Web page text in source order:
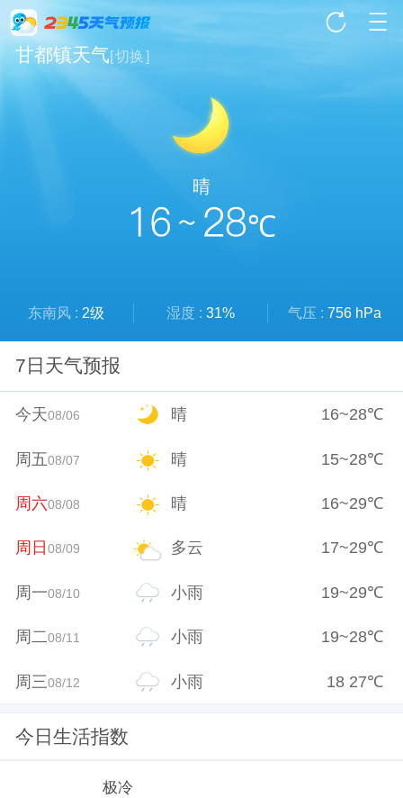
甘都镇天气[切换]
晴
16 ~ 28℃
东南风 : 2级 湿度 : 31% 气压 : 756 hPa
7日天气预报
今天08/06 晴 16~28℃
周五08/07 晴 15~28℃
周六08/08 晴 16~29℃
周日08/09 多云 17~29℃
周一08/10 小雨 19~29℃
周二08/11 小雨 19~28℃
周三08/12 小雨 18 27℃
今日生活指数
极冷